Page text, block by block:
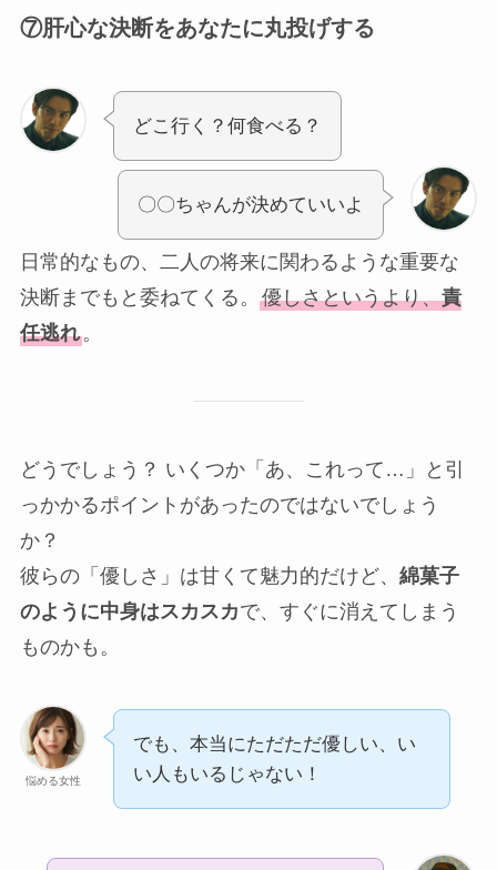
⑦肝心な決断をあなたに丸投げする
どこ行く？何食べる？
〇〇ちゃんが決めていいよ
日常的なもの、二人の将来に関わるような重要な
決断までもと委ねてくる。 優しさというより、責
任逃れ。
どうでしょう？ いくつか「あ、これって…」と引
っかかるポイントがあったのではないでしょう
か？
彼らの「優しさ」は甘くて魅力的だけど、 綿菓子
のように中身はスカスカで、すぐに消えてしまう
ものかも。
悩める女性
でも、本当にただただ優しい、い
い人もいるじゃない！